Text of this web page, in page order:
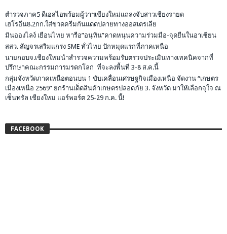
ตำรวจภาค5 ดีเอสไอพร้อมผู้ว่าฯเชียงใหม่แถลงจับสาวเชียงรายด
เฮโรอีน8.2กก.ใส่ขวดครีมกันแดดปลายทางออสเตรเลีย
มินอองไลง์ เยือนไทย หารือ”อนุทิน”คาดหนุนความร่วมมือ-จุดยืนในอาเซียน
สสว. สัญจรเสริมแกร่ง SME ทั่วไทย ปักหมุดแรกที่ภาคเหนือ
นายกอบจ.เชียงใหม่นำสำรวจความพร้อมรับตรวจประเมินทางเทคนิคจากที่
ปรึกษาคณะกรรมการมรดกโลก ที่จะลงพื้นที่ 3-8 ส.ค.นี้
กลุ่มจังหวัดภาคเหนือตอนบน 1 ขับเคลื่อนเศรษฐกิจเมืองเหนือ จัดงาน “เกษตร
เมืองเหนือ 2569” ยกร้านเด็ดสินค้าเกษตรปลอดภัย 3. จังหวัด มาให้เลือกจุใจ ณ
เซ็นทรัล เชียงใหม่ แอร์พอร์ต 25-29 ก.ค. นี้!
FACEBOOK